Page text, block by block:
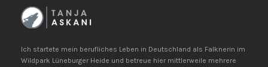
Ich startete mein berufliches Leben in Deutschland als Falknerin im
Wildpark Lüneburger Heide und betreue hier mittlerweile mehrere